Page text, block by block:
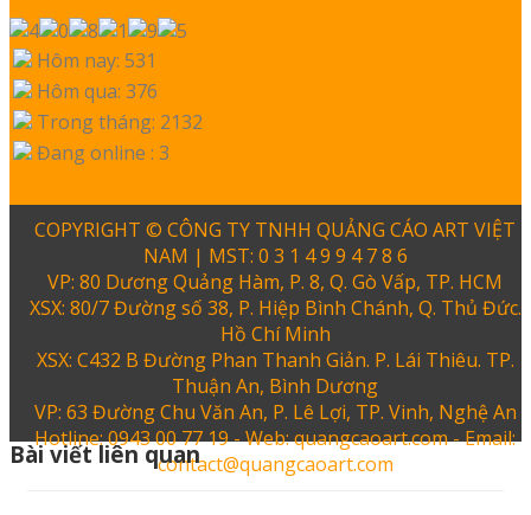
Hôm nay: 531
Hôm qua: 376
Trong tháng: 2132
Đang online : 3
COPYRIGHT © CÔNG TY TNHH QUẢNG CÁO ART VIỆT
NAM | MST: 0 3 1 4 9 9 4 7 8 6
VP: 80 Dương Quảng Hàm, P. 8, Q. Gò Vấp, TP. HCM
XSX: 80/7 Đường số 38, P. Hiệp Bình Chánh, Q. Thủ Đức.
Hồ Chí Minh
XSX: C432 B Đường Phan Thanh Giản. P. Lái Thiêu. TP.
Thuận An, Bình Dương
VP: 63 Đường Chu Văn An, P. Lê Lợi, TP. Vinh, Nghệ An
Hotline: 0943 00 77 19 - Web: quangcaoart.com - Email:
contact@quangcaoart.com
Bài viết liên quan